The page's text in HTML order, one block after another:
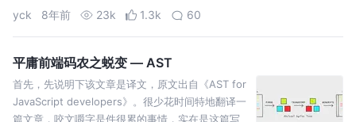
建了一个小团队，花了将近半年的时间寻找大厂的面试题，筛选出了近百
yck 8年前 23k 1.3k 60
平庸前端码农之蜕变 — AST
首先，先说明下该文章是译文，原文出自《AST for
JavaScript developers》。很少花时间特地翻译一
篇文章，咬文嚼字是件很累的事情，实在是这篇写